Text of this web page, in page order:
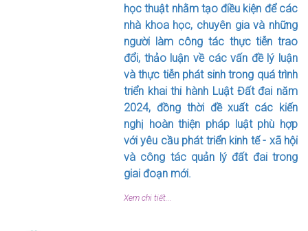
học thuật nhằm tạo điều kiện để các
nhà khoa học, chuyên gia và những
người làm công tác thực tiễn trao
đổi, thảo luận về các vấn đề lý luận
và thực tiễn phát sinh trong quá trình
triển khai thi hành Luật Đất đai năm
2024, đồng thời đề xuất các kiến
nghị hoàn thiện pháp luật phù hợp
với yêu cầu phát triển kinh tế - xã hội
và công tác quản lý đất đai trong
giai đoạn mới.
Xem chi tiết...